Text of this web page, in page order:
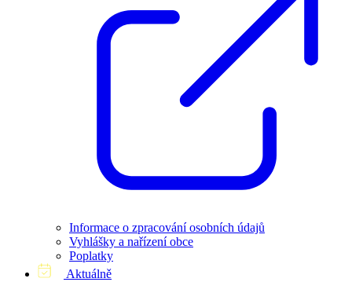
Informace o zpracování osobních údajů
Vyhlášky a nařízení obce
Poplatky
Aktuálně